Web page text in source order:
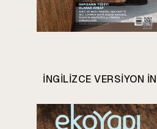
INGILIZCE VERSIYON